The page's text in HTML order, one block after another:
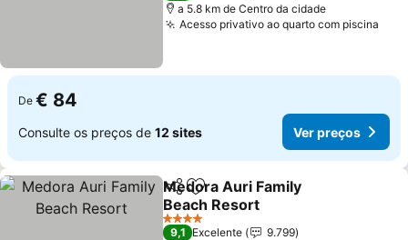
a 5.8 km de Centro da cidade
Acesso privativo ao quarto com piscina
De € 84
Consulte os preços de 12 sites Ver preços
PartilharAdicionar aos favoritos
Medora Auri Family
Beach Resort
Ver preços
4 Estrelas
9,1 Excelente
9.799